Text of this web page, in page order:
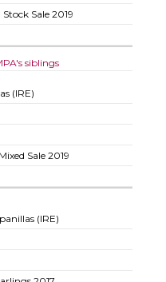
Sale 2019
siblings
(IRE)
Sale 2019
(IRE)